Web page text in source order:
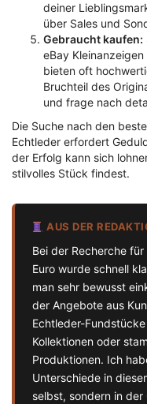
deiner
über Sales und
Gebraucht kaufen:
eBay
bieten oft
Bruchteil des
und frage nach
Die Suche nach den
Echtleder erfordert
der Erfolg kann sich
stilvolles Stück findest.
AUS DER
Bei der Recherche
Euro wurde schnell
man sehr bewusst
der Angebote aus
Echtleder-
Kollektionen oder
Produktionen. Ich
Unterschiede in
selbst, sondern in